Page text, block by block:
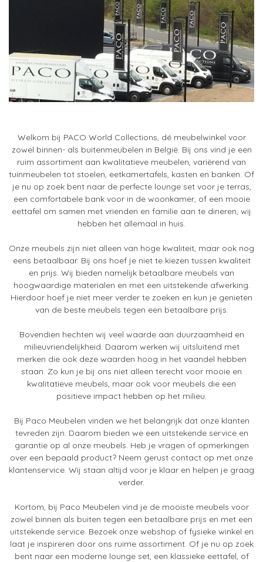
Welkom bij PACO World Collections, dé meubelwinkel voor
zowel binnen- als buitenmeubelen in België. Bij ons vind je een
ruim assortiment aan kwalitatieve meubelen, variërend van
tuinmeubelen tot stoelen, eetkamertafels, kasten en banken. Of
je nu op zoek bent naar de perfecte lounge set voor je terras,
een comfortabele bank voor in de woonkamer, of een mooie
eettafel om samen met vrienden en familie aan te dineren, wij
hebben het allemaal in huis.
Onze meubels zijn niet alleen van hoge kwaliteit, maar ook nog
eens betaalbaar. Bij ons hoef je niet te kiezen tussen kwaliteit
en prijs. Wij bieden namelijk betaalbare meubels van
hoogwaardige materialen en met een uitstekende afwerking.
Hierdoor hoef je niet meer verder te zoeken en kun je genieten
van de beste meubels tegen een betaalbare prijs.
Bovendien hechten wij veel waarde aan duurzaamheid en
milieuvriendelijkheid. Daarom werken wij uitsluitend met
merken die ook deze waarden hoog in het vaandel hebben
staan. Zo kun je bij ons niet alleen terecht voor mooie en
kwalitatieve meubels, maar ook voor meubels die een
positieve impact hebben op het milieu.
Bij Paco Meubelen vinden we het belangrijk dat onze klanten
tevreden zijn. Daarom bieden we een uitstekende service en
garantie op al onze meubels. Heb je vragen of opmerkingen
over een bepaald product? Neem gerust contact op met onze
klantenservice. Wij staan altijd voor je klaar en helpen je graag
verder.
Kortom, bij Paco Meubelen vind je de mooiste meubels voor
zowel binnen als buiten tegen een betaalbare prijs en met een
uitstekende service. Bezoek onze webshop of fysieke winkel en
laat je inspireren door ons ruime assortiment. Of je nu op zoek
bent naar een moderne lounge set, een klassieke eettafel, of